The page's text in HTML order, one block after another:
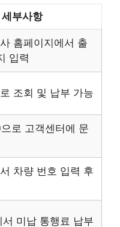
세부사항
홈페이지에서 출
입력
조회 및 납부 가능
로 고객센터에 문
차량 번호 입력 후
서 미납 통행료 납부